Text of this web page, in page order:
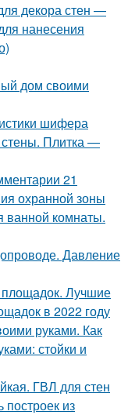
декора стен —
нанесения
дом своими
шифера
Плитка —
21
охранной зоны
ванной комнаты.
Давление
площадок. Лучшие
в 2022 году
руками. Как
стойки и
ГВЛ для стен
построек из